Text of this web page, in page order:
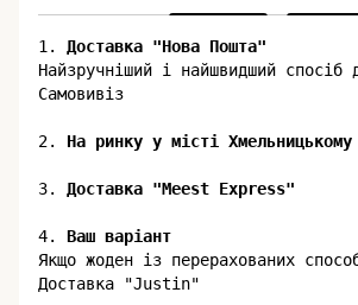
1. Доставка "Нова Пошта"
​​Найзручніший і найшвидший
Самовивіз
2.
3. Доставка "Meest Express"
4. Ваш варіант
Якщо жоден із перерахованих
Доставка "Justin"